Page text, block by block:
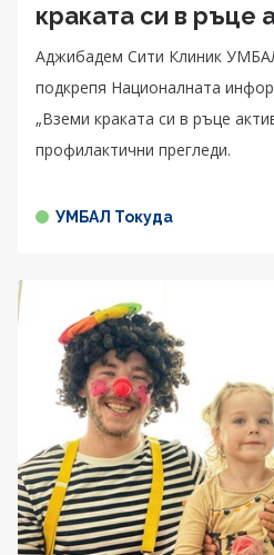
краката си в ръце
Аджибадем Сити Клиник
подкрепя Националната
„Вземи краката си в ръце
профилактични прегледи.
УМБАЛ Токуда